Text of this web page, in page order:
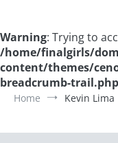
Warning: Trying to
/home/finalgirls/
content/themes/
breadcrumb-trail.php
Home Kevin Lima